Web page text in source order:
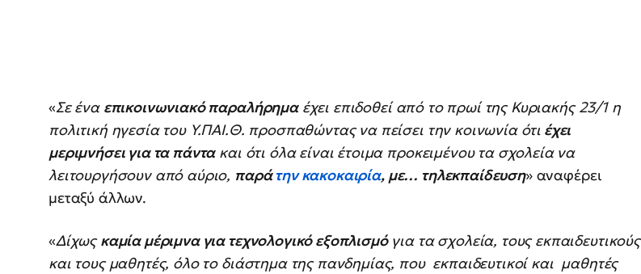
«Σε ένα επικοινωνιακό παραλήρημαέχει επιδοθεί από το πρωί της Κυριακής 23/1 η
πολιτική ηγεσία του Υ.ΠΑΙ.Θ. προσπαθώντας να πείσει την κοινωνία ότι έχει
μεριμνήσει για τα πάντακαι ότι όλα είναι έτοιμα προκειμένου τα σχολεία να
λειτουργήσουν από αύριο, παράτην κακοκαιρία, με… τηλεκπαίδευση» αναφέρει
μεταξύ άλλων.
«Δίχωςκαμία μέριμνα για τεχνολογικό εξοπλισμόγια τα σχολεία, τους εκπαιδευτικούς
και τους μαθητές, όλο το διάστημα της πανδημίας, που εκπαιδευτικοί και μαθητές